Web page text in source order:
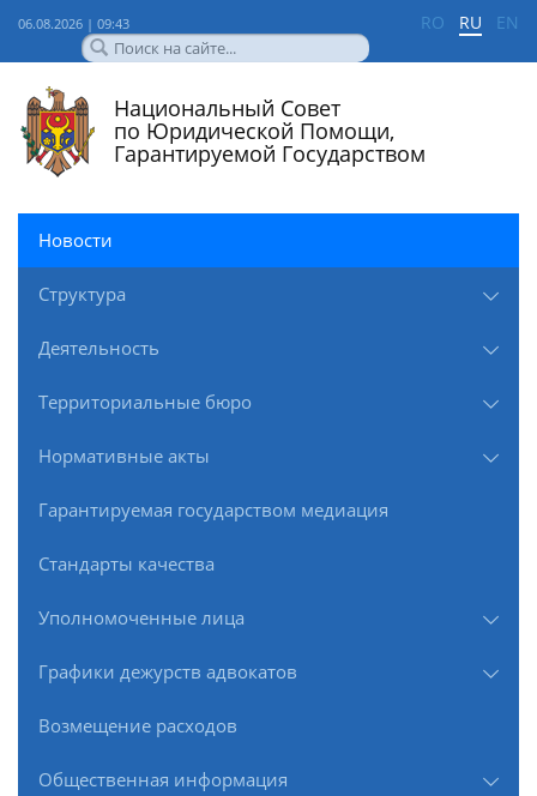
06.08.2026 | 09:43 RO RU EN
Национальный Совет
по Юридической Помощи,
Гарантируемой Государством
Новости
Структура
Деятельность
Территориальные бюро
Нормативные акты
Гарантируемая государством медиация
Стандарты качества
Уполномоченные лица
Графики дежурств адвокатов
Возмещение расходов
Общественная информация